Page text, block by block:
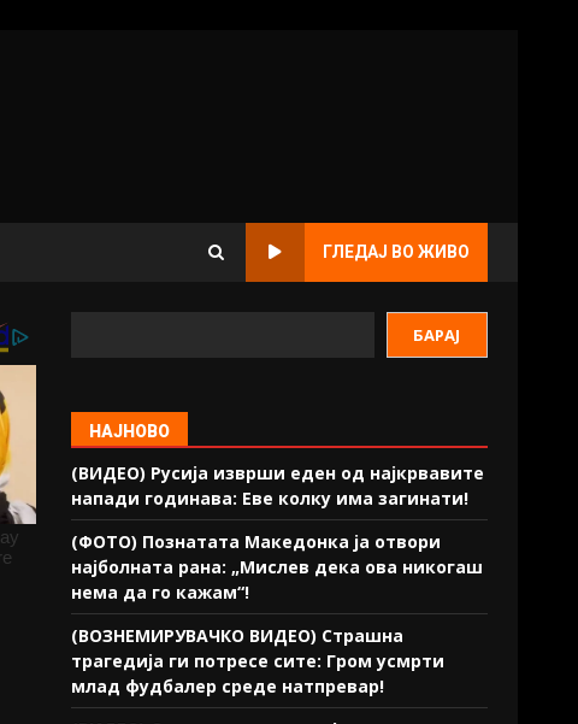
ГЛЕДАЈ ВО ЖИВО
БАРАЈ
НАЈНОВО
(ВИДЕО) Русија изврши еден од најкрвавите
напади годинава: Еве колку има загинати!
(ФОТО) Познатата Македонка ја отвори
најболната рана: „Мислев дека ова никогаш
нема да го кажам“!
(ВОЗНЕМИРУВАЧКО ВИДЕО) Страшна
трагедија ги потресе сите: Гром усмрти
млад фудбалер среде натпревар!